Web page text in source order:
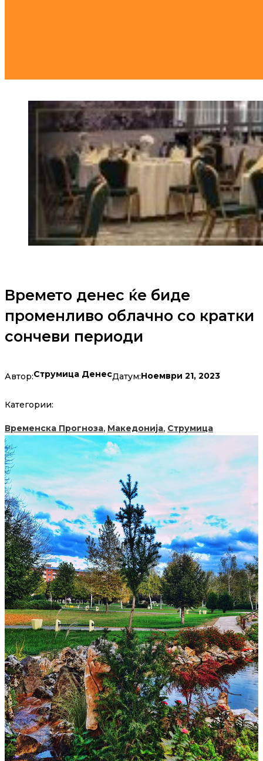
Времето денес ќе биде
променливо облачно со кратки
сончеви периоди
Автор:Струмица ДенесДатум:Ноември 21, 2023
Категории:
Временска Прогноза, Македонија, Струмица